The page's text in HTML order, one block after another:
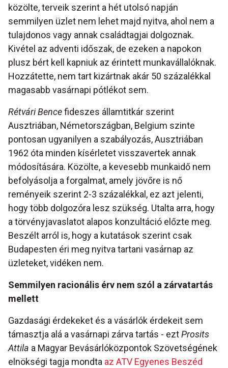
közölte, terveik szerint a hét utolsó napján
semmilyen üzlet nem lehet majd nyitva, ahol nem a
tulajdonos vagy annak családtagjai dolgoznak.
Kivétel az adventi időszak, de ezeken a napokon
plusz bért kell kapniuk az érintett munkavállalóknak.
Hozzátette, nem tart kizártnak akár 50 százalékkal
magasabb vasárnapi pótlékot sem.
Rétvári Bencefideszes államtitkár szerint
Ausztriában, Németországban, Belgium szinte
pontosan ugyanilyen a szabályozás, Ausztriában
1962 óta minden kísérletet visszavertek annak
módosítására. Közölte, a kevesebb munkaidő nem
befolyásolja a forgalmat, amely jövőre is nő
reményeik szerint 2-3 százalékkal, ez azt jelenti,
hogy több dolgozóra lesz szükség. Utalta arra, hogy
a törvényjavaslatot alapos konzultáció előzte meg.
Beszélt arról is, hogy a kutatások szerint csak
Budapesten éri meg nyitva tartani vasárnap az
üzleteket, vidéken nem.
Semmilyen racionális érv nem szól a zárvatartás
mellett
Gazdasági érdekeket és a vásárlók érdekeit sem
támasztja alá a vasárnapi zárva tartás - eztProsits
Attila a Magyar Bevásárlóközpontok Szövetségének
elnökségi tagja mondta az ATV Egyenes Beszéd